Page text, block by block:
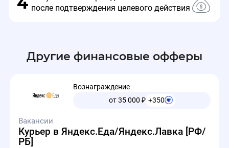
после подтверждения целевого действия
Другие финансовые офферы
Вознаграждение
от 35 000 ₽ +350
Вакансии
Курьер в Яндекс.Еда/Яндекс.Лавка [РФ/
РБ]